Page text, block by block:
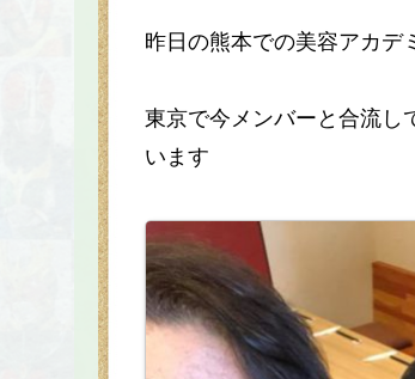
昨日の熊本での美容アカデ
東京で今メンバーと合流し
います